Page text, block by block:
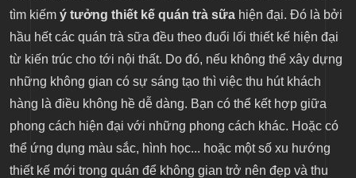
tìm kiếm ý tưởng thiết kế quán trà sữa hiện đại. Đó là bởi
hầu hết các quán trà sữa đều theo đuổi lối thiết kế hiện đại
từ kiến trúc cho tới nội thất. Do đó, nếu không thể xây dựng
những không gian có sự sáng tạo thì việc thu hút khách
hàng là điều không hề dễ dàng. Bạn có thể kết hợp giữa
phong cách hiện đại với những phong cách khác. Hoặc có
thể ứng dụng màu sắc, hình học... hoặc một số xu hướng
thiết kế mới trong quán để không gian trở nên đẹp và thu